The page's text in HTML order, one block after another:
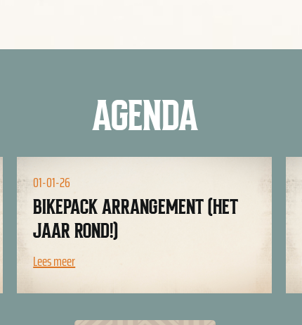
AGENDA
28-01-27
THEATERSHOW ERIC MIJNSTER
Lees meer